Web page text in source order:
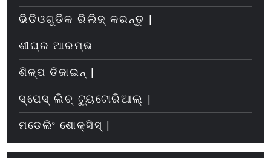
ଭିଡିଓଗୁଡିକ ରିଲିଜ୍ କରନ୍ତୁ |
ଶୀଘ୍ର ଆରମ୍ଭ
ଶିଳ୍ପ ଡିଜାଇନ୍ |
ସ୍ପେସ୍ ଲିଚ୍ ଟ୍ୟୁଟୋରିଆଲ୍ |
ମଡେଲିଂ ଶୋକ୍ସିସ୍ |